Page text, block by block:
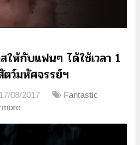
ให้กับแฟนๆ ได้ใช้เวลา 1
ว์มหัศจรรย์ฯ
17/08/2017
Fantastic